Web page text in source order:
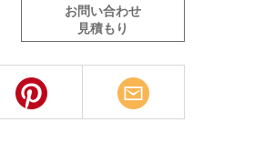
お問い合わせ
見積もり